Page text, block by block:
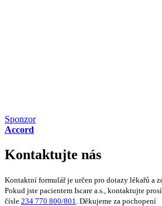
Sponzor
Accord
Kontaktujte nás
Kontaktní formulář je určen pro dotazy lékařů a
Pokud jste pacientem Iscare a.s., kontaktujte
čísle 234 770 800/801 . Děkujeme za pochopení